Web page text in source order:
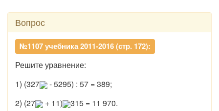
Вопрос
№1107 учебника 2011-2016 (стр. 172):
Решите уравнение:
1) (327
- 5295) : 57 = 389;
2) (27
+ 11) 315 = 11 970.